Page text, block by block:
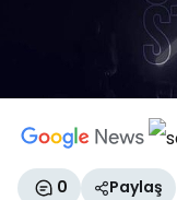
0 Paylaş